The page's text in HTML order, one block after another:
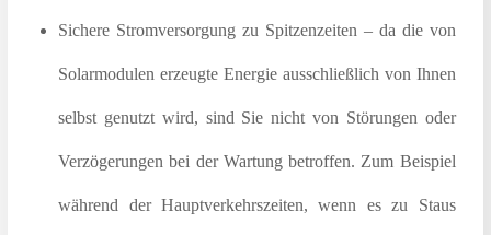
Sichere Stromversorgung zu Spitzenzeiten – da die von
Solarmodulen erzeugte Energie ausschließlich von Ihnen
selbst genutzt wird, sind Sie nicht von Störungen oder
Verzögerungen bei der Wartung betroffen. Zum Beispiel
während der Hauptverkehrszeiten, wenn es zu Staus